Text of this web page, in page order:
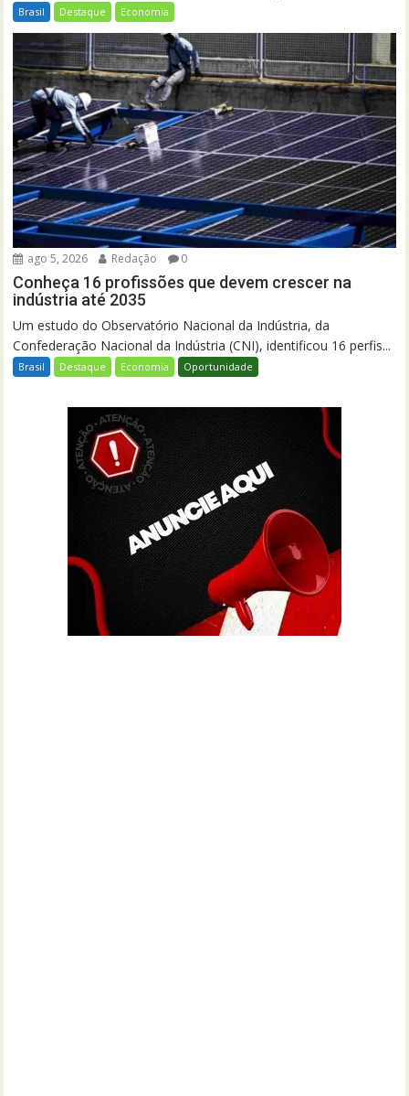
Brasil Destaque Economia
ago 5, 2026 Redação 0
Conheça 16 profissões que devem crescer na
indústria até 2035
Um estudo do Observatório Nacional da Indústria, da
Confederação Nacional da Indústria (CNI), identificou 16 perfis...
Brasil Destaque Economia Oportunidade